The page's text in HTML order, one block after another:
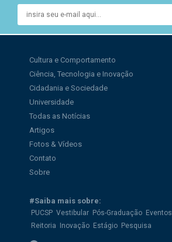
Cultura e Comportamento
Ciência, Tecnologia e Inovação
Cidadania e Sociedade
Universidade
Todas as Notícias
Artigos
Fotos & Vídeos
Contato
Sobre
#Saiba mais sobre:
PUCSP Vestibular Pós-Graduação Eventos
Reitoria
Inovação Estágio Pesquisa